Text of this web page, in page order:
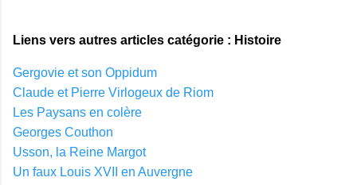
Liens vers autres articles catégorie : Histoire
Gergovie et son Oppidum
Claude et Pierre Virlogeux de Riom
Les Paysans en colère
Georges Couthon
Usson, la Reine Margot
Un faux Louis XVII en Auvergne